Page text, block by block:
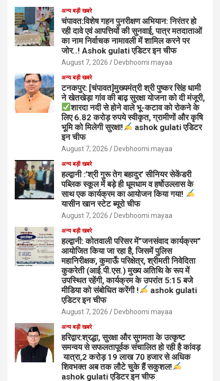
अन्य बड़ी खबरे
चंपावत:विशेष गहन पुनरीक्षण अभियान: निरंतर हो
रही दावे एवं आपत्तियों की सुनवाई, पात्र मतदाताओं
का नाम निर्वाचक नामावली में शामिल करने पर
जोर..! Ashok gulati एडिटर इन चीफ
August 7, 2026 Devbhoomi mayaa
अन्य बड़ी खबरे
टनकपुर: [चंपावत]मुख्यमंत्री श्री पुष्कर सिंह धामी
ने खेतखेड़ा गांव की बाढ़ सुरक्षा योजना को दी मंजूरी,
शारदा नदी से होने वाले भू-कटाव को रोकने के
लिए 6.82 करोड़ रुपये स्वीकृत, ग्रामीणों और कृषि
भूमि को मिलेगी सुरक्षा!
ashok gulati एडिटर
इन चीफ
August 7, 2026 Devbhoomi mayaa
अन्य बड़ी खबरे
हल्द्वानी :’श्री गुरू तेग बहादुर’ सीनियर सेकेंडरी
पब्लिक स्कूल में बड़े ही धूमधाम व हर्षोउल्लास के
साथ एक कार्यक्रम का आयोजन किया गया!
यासीन खान स्टेट ब्यूरो चीफ
August 7, 2026 Devbhoomi mayaa
अन्य बड़ी खबरे
हल्द्वानी: कोतवाली परिसर में”जनसंवाद कार्यक्रम”
आयोजित किया जा रहा है, जिसमें पुलिस
महानिरीक्षक, कुमाऊँ परिक्षेत्र, श्रीमती निवेदिता
कुकरेती (आई.पी.एस.) मुख्य अतिथि के रूप में
उपस्थित रहेंगी, कार्यक्रम के उपरांत 5:15 बजे
मीडिया को संबोधित करेंगी !
ashok gulati
एडिटर इन चीफ
August 7, 2026 Devbhoomi mayaa
अन्य बड़ी खबरे
हरिद्वार:श्रद्धा, सुरक्षा और सुगमता के उत्कृष्ट
समन्वय से सफलतापूर्वक संचालित हो रही है कांवड़
यात्रा,2 करोड़ 19 लाख 70 हजार से अधिक
शिवभक्त अब तक लौटे चुके हैं सकुशल!
ashok gulati एडिटर इन चीफ